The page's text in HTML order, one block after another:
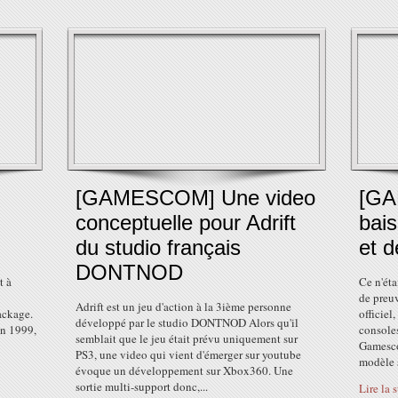
à
1999,
[GAMESCOM] Une video
conceptuelle pour Adrift
du studio français
DONTNOD
Adrift est un jeu d'action à la 3ième personne
développé par le studio DONTNOD Alors qu'il
semblait que le jeu était prévu uniquement sur
PS3, une video qui vient d'émerger sur youtube
évoque un développement sur Xbox360. Une
sortie multi-support donc,...
et
Ce
de
officiel,
modèle
Lire la